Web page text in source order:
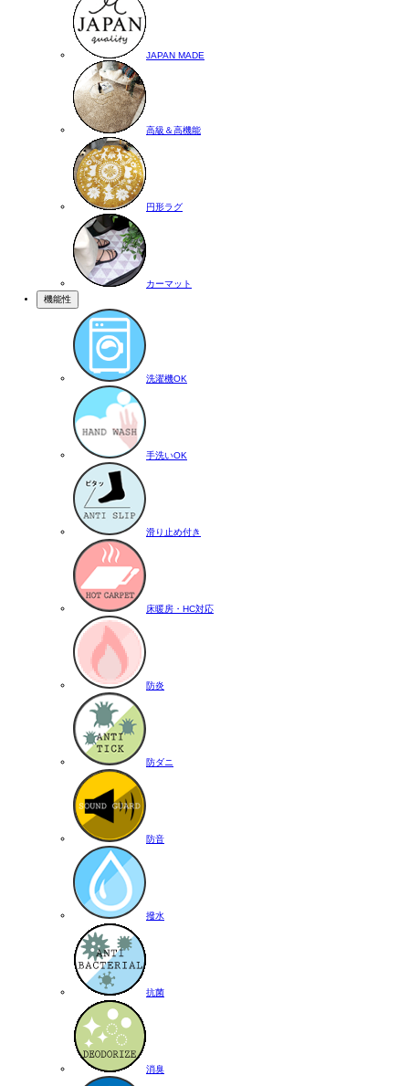
JAPAN MADE
高級＆高機能
円形ラグ
カーマット
機能性
洗濯機OK
手洗いOK
滑り止め付き
床暖房・HC対応
防炎
防ダニ
防音
撥水
抗菌
消臭